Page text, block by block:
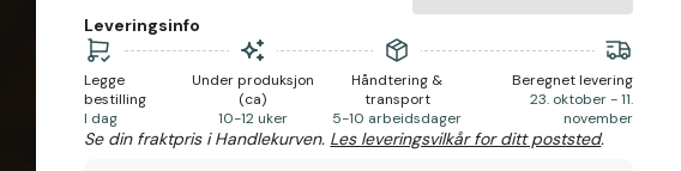
Leveringsinfo
Legge
bestilling
I dag
Under produksjon
(ca)
10-12 uker
Håndtering &
transport
5-10 arbeidsdager
Beregnet levering
23. oktober - 11.
november
Se din fraktpris i Handlekurven. Les leveringsvilkår for ditt poststed.